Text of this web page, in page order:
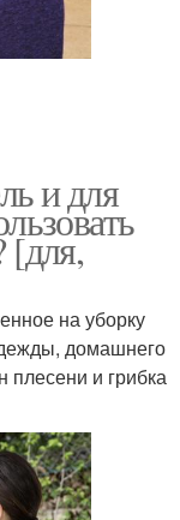
и для
[для,
на уборку
домашнего
плесени и грибка